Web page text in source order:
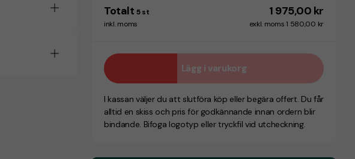
Totalt 5 st 1 975,00 kr
inkl. moms exkl. moms 1 580,00 kr
Lägg i varukorg
I kassan väljer du att slutföra köp eller begära offert. Du får
alltid en skiss och pris för godkännande innan ordern blir
bindande. Bifoga logotyp eller tryckfil vid utcheckning.